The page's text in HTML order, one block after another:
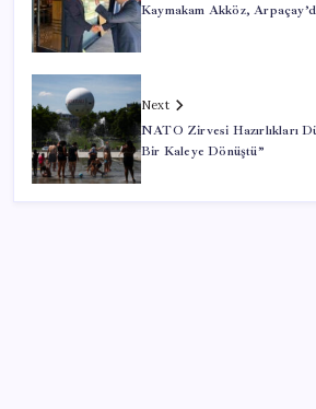
Kaymakam Akköz,
Next
NATO Zirvesi Hazırlıkları
Bir Kaleye Dönüştü”